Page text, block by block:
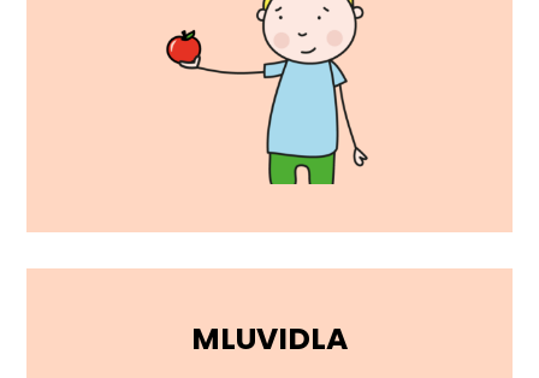
MLUVIDLA